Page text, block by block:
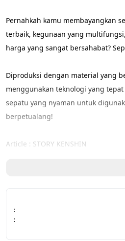
Pernahkah kamu membayangkan
terbaik, kegunaan yang
harga yang sangat bersahabat?
Diproduksi dengan material yang
menggunakan teknologi yang
sepatu yang nyaman untuk
berpetualang!
Article : STORY KENSHIN
berkeringat
:
: